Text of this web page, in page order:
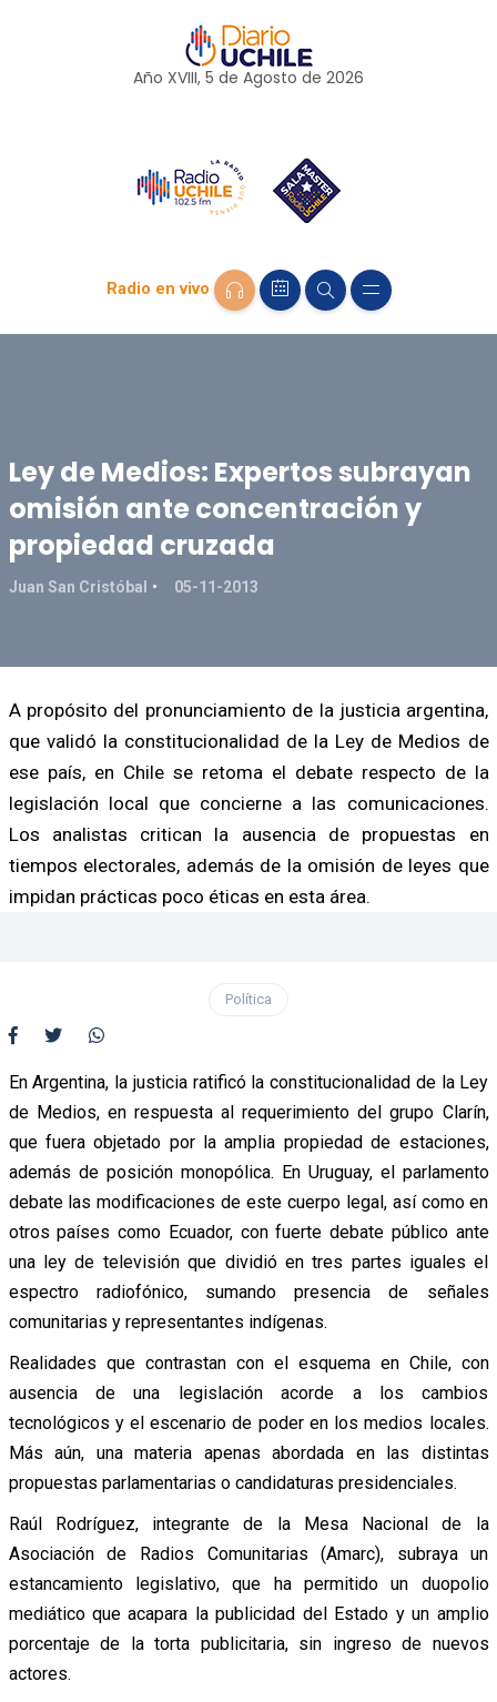
Año XVIII, 5 de Agosto de 2026
Radio en vivo
Ley de Medios: Expertos subrayan
omisión ante concentración y
propiedad cruzada
Juan San Cristóbal 05-11-2013
A propósito del pronunciamiento de la justicia argentina,
que validó la constitucionalidad de la Ley de Medios de
ese país, en Chile se retoma el debate respecto de la
legislación local que concierne a las comunicaciones.
Los analistas critican la ausencia de propuestas en
tiempos electorales, además de la omisión de leyes que
impidan prácticas poco éticas en esta área.
Política
En Argentina, la justicia ratificó la constitucionalidad de la Ley
de Medios, en respuesta al requerimiento del grupo Clarín,
que fuera objetado por la amplia propiedad de estaciones,
además de posición monopólica. En Uruguay, el parlamento
debate las modificaciones de este cuerpo legal, así como en
otros países como Ecuador, con fuerte debate público ante
una ley de televisión que dividió en tres partes iguales el
espectro radiofónico, sumando presencia de señales
comunitarias y representantes indígenas.
Realidades que contrastan con el esquema en Chile, con
ausencia de una legislación acorde a los cambios
tecnológicos y el escenario de poder en los medios locales.
Más aún, una materia apenas abordada en las distintas
propuestas parlamentarias o candidaturas presidenciales.
Raúl Rodríguez, integrante de la Mesa Nacional de la
Asociación de Radios Comunitarias (Amarc), subraya un
estancamiento legislativo, que ha permitido un duopolio
mediático que acapara la publicidad del Estado y un amplio
porcentaje de la torta publicitaria, sin ingreso de nuevos
actores.